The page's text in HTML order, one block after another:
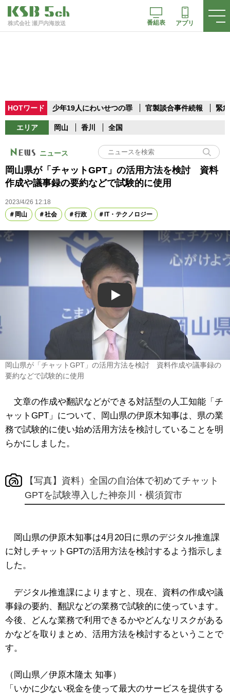
株式会社 瀬戸内海放送 番組表 アプリ
HOTワード 少年19人にわいせつの罪 官製談合事件続報 緊
エリア 岡山 香川 全国
ニュース
岡山県が「チャットGPT」の活用方法を検討 資料
作成や議事録の要約などで試験的に使用
2023/4/26 12:18
岡山
社会 行政 IT・テクノロジー
Play
岡山県が「チャットGPT」の活用方法を検討 資料作成や議事録の
要約などで試験的に使用
文章の作成や翻訳などができる対話型の人工知能「チ
ャットGPT」について、岡山県の伊原木知事は、県の業
務で試験的に使い始め活用方法を検討していることを明
らかにしました。
【写真】資料）全国の自治体で初めてチャット
GPTを試験導入した神奈川・横須賀市
岡山県の伊原木知事は4月20日に県のデジタル推進課
に対しチャットGPTの活用方法を検討するよう指示しま
した。
デジタル推進課によりますと、現在、資料の作成や議
事録の要約、翻訳などの業務で試験的に使っています。
今後、どんな業務で利用できるかやどんなリスクがある
かなどを取りまとめ、活用方法を検討するということで
す。
（岡山県／伊原木隆太 知事）
「いかに少ない税金を使って最大のサービスを提供する